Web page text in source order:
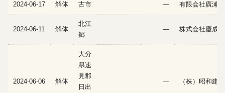
2024-06-17 解体 古市 — 有限会社廣瀬
2024-06-11 解体
北江
郷
— 株式会社慶成
2024-06-06 解体
大分
県速
見郡
日出
— （株）昭和建